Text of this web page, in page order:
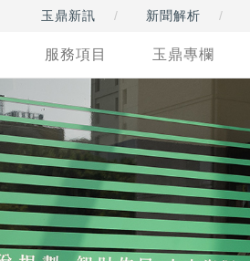
玉鼎新訊 新聞解析
服務項目 玉鼎專欄